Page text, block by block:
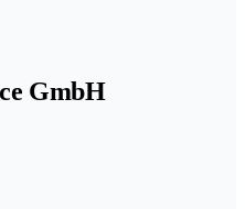
GmbH